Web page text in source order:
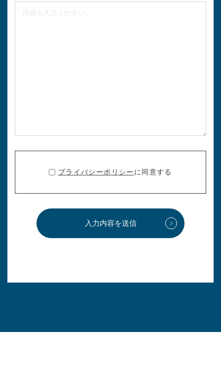
プライバシーポリシー に同意する
入力内容を送信